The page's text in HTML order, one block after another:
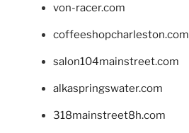
von-racer.com
coffeeshopcharleston.com
salon104mainstreet.com
alkaspringswater.com
318mainstreet8h.com